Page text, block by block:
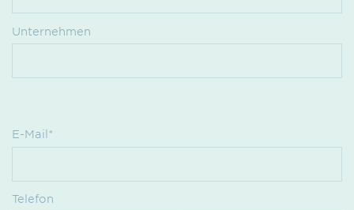
Unternehmen
E-Mail*
Telefon